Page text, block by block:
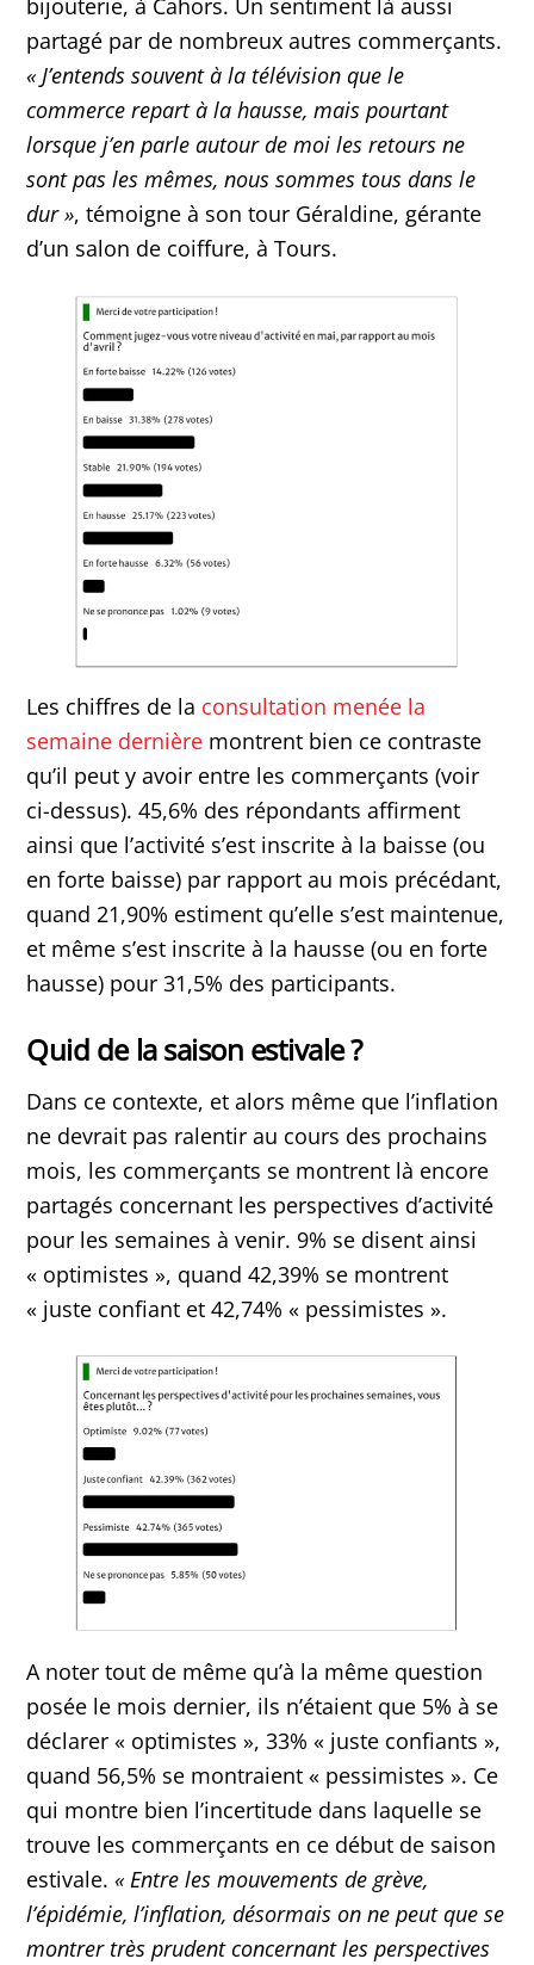
bijouterie, à Cahors. Un sentiment là aussi
partagé par de nombreux autres commerçants.
« J’entends souvent à la télévision que le
commerce repart à la hausse, mais pourtant
lorsque j’en parle autour de moi les retours ne
sont pas les mêmes, nous sommes tous dans le
dur », témoigne à son tour Géraldine, gérante
d’un salon de coiffure, à Tours.
Les chiffres de la consultation menée la
semaine dernière montrent bien ce contraste
qu’il peut y avoir entre les commerçants (voir
ci-dessus). 45,6% des répondants affirment
ainsi que l’activité s’est inscrite à la baisse (ou
en forte baisse) par rapport au mois précédant,
quand 21,90% estiment qu’elle s’est maintenue,
et même s’est inscrite à la hausse (ou en forte
hausse) pour 31,5% des participants.
Quid de la saison estivale ?
Dans ce contexte, et alors même que l’inflation
ne devrait pas ralentir au cours des prochains
mois, les commerçants se montrent là encore
partagés concernant les perspectives d’activité
pour les semaines à venir. 9% se disent ainsi
« optimistes », quand 42,39% se montrent
« juste confiant et 42,74% « pessimistes ».
A noter tout de même qu’à la même question
posée le mois dernier, ils n’étaient que 5% à se
déclarer « optimistes », 33% « juste confiants »,
quand 56,5% se montraient « pessimistes ». Ce
qui montre bien l’incertitude dans laquelle se
trouve les commerçants en ce début de saison
estivale.« Entre les mouvements de grève,
l’épidémie, l’inflation, désormais on ne peut que se
montrer très prudent concernant les perspectives